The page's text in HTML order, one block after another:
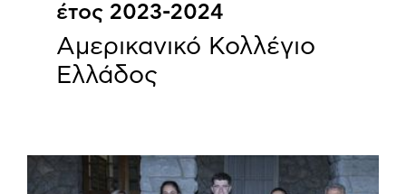
έτος 2023-2024
Αμερικανικό Κολλέγιο
Ελλάδος